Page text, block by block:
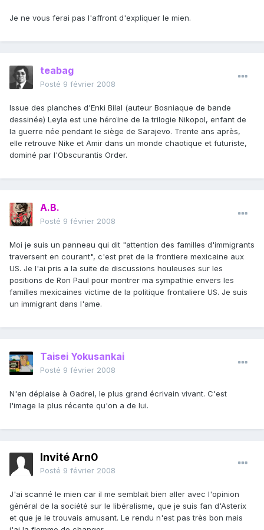
Je ne vous ferai pas l'affront d'expliquer le mien.
teabag
Posté 9 février 2008
Issue des planches d'Enki Bilal (auteur Bosniaque de bande
dessinée) Leyla est une héroïne de la trilogie Nikopol, enfant de
la guerre née pendant le siège de Sarajevo. Trente ans après,
elle retrouve Nike et Amir dans un monde chaotique et futuriste,
dominé par l'Obscurantis Order.
A.B.
Posté 9 février 2008
Moi je suis un panneau qui dit "attention des familles d'immigrants
traversent en courant", c'est pret de la frontiere mexicaine aux
US. Je l'ai pris a la suite de discussions houleuses sur les
positions de Ron Paul pour montrer ma sympathie envers les
familles mexicaines victime de la politique frontaliere US. Je suis
un immigrant dans l'ame.
Taisei Yokusankai
Posté 9 février 2008
N'en déplaise à Gadrel, le plus grand écrivain vivant. C'est
l'image la plus récente qu'on a de lui.
Invité Arn0
Posté 9 février 2008
J'ai scanné le mien car il me semblait bien aller avec l'opinion
général de la société sur le libéralisme, que je suis fan d'Asterix
et que je le trouvais amusant. Le rendu n'est pas très bon mais